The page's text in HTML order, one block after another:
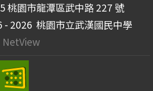
桃園市龍潭區武中路 227 號
- 2026 桃園市立武漢國民中學
NetView